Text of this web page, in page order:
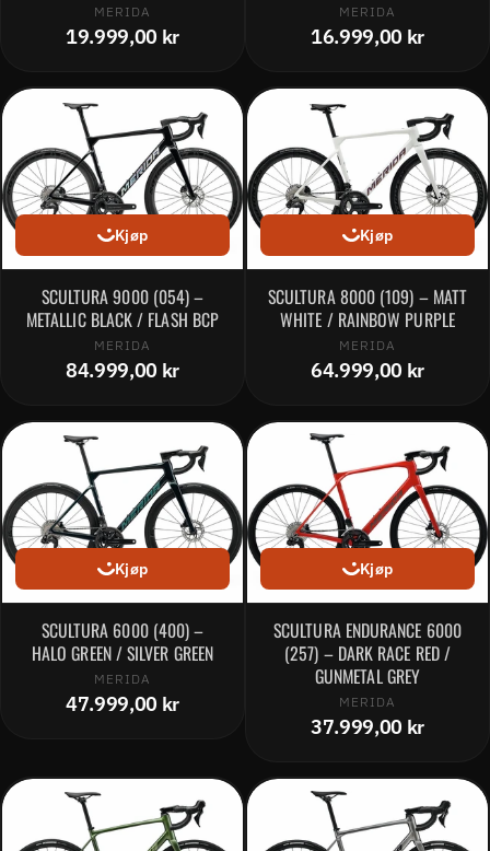
MERIDA
19.999,00 kr
MERIDA
16.999,00 kr
Kjøp
SCULTURA 9000 (054) –
METALLIC BLACK / FLASH BCP
MERIDA
84.999,00 kr
Kjøp
SCULTURA 8000 (109) – MATT
WHITE / RAINBOW PURPLE
MERIDA
64.999,00 kr
Kjøp
SCULTURA 6000 (400) –
HALO GREEN / SILVER GREEN
MERIDA
47.999,00 kr
Kjøp
SCULTURA ENDURANCE 6000
(257) – DARK RACE RED /
GUNMETAL GREY
MERIDA
37.999,00 kr